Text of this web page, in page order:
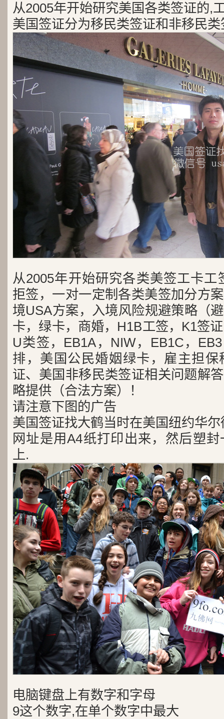
从2005年开始研究美国各类签证的,
美国签证分为移民类签证和非移民
从2005年开始研究各类美签工卡工
拒签，一对一定制各类美签加分方
境USA方案，入境风险规避策略（
卡，绿卡，商婚，H1B工签，K1签
U类签，EB1A，NIW，EB1C，
排，美国公民婚姻绿卡，雇主担
证、美国非移民类签证相关问题解
略提供（合法方案）！
请注意下图的广告
美国签证找大鹤当时在美国纽约华
网址是用A4纸打印出来，然后塑
上.
电脑键盘上有数字和字母
9这个数字,在单个数字中最大